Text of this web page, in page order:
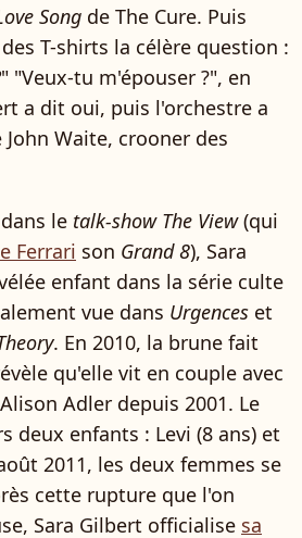
Song de The Cure. Puis
T-shirts la célère question :
" "Veux-tu m'épouser ?", en
a dit oui, puis l'orchestre a
John Waite, crooner des
le talk-show The View(qui
Ferrari son Grand 8), Sara
enfant dans la série culte
vue dans Urgences et
. En 2010, la brune fait
qu'elle vit en couple avec
Adler depuis 2001. Le
deux enfants : Levi (8 ans) et
2011, les deux femmes se
cette rupture que l'on
Sara Gilbert officialise sa